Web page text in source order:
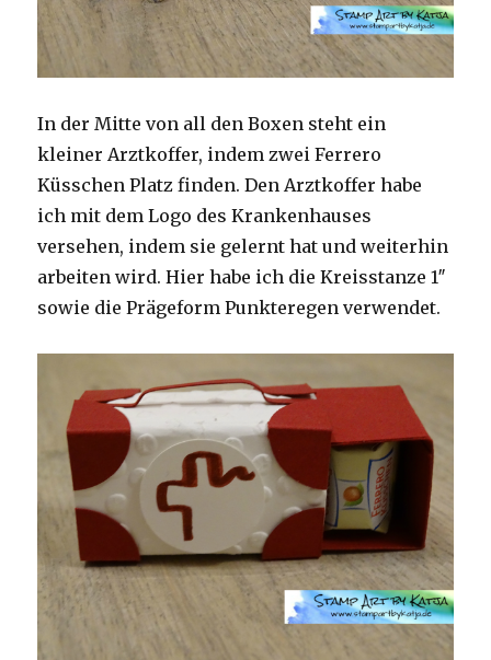
In der Mitte von all den Boxen steht ein
kleiner Arztkoffer, indem zwei Ferrero
Küsschen Platz finden. Den Arztkoffer habe
ich mit dem Logo des Krankenhauses
versehen, indem sie gelernt hat und weiterhin
arbeiten wird. Hier habe ich die Kreisstanze 1″
sowie die Prägeform Punkteregen verwendet.